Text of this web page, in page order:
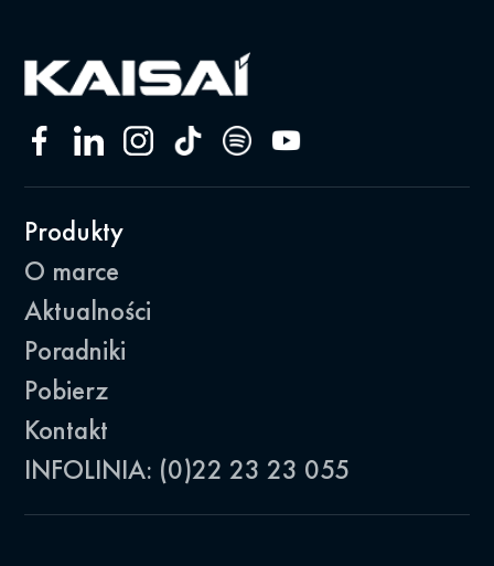
Produkty
O marce
Aktualności
Poradniki
Pobierz
Kontakt
INFOLINIA: (0)22 23 23 055